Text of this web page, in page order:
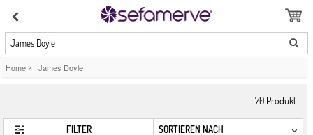
James Doyle
Home > James Doyle
70 Produkt
FILTER